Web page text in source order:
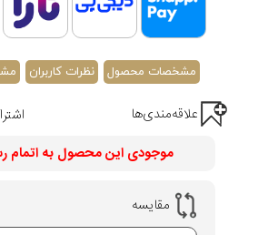
تقویم
مقاوم در برابر آب تا 100 متر (غواصی کم عمق)
اصالت کشور اسپانیا
گارانتی مادام العمر اصالت کالا
مشخصات محصول نظرات کاربران
علاقه‌مندی‌ها
موجودی این محصول به اتمام
مقایسه